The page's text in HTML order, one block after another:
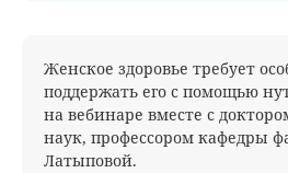
Женское здоровье требует
поддержать его с помощью
на вебинаре вместе с
наук, профессором кафедры
Латыповой.